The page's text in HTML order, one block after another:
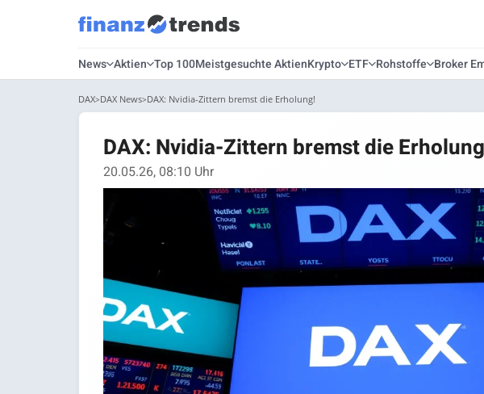
News Aktien Top 100Meistgesuchte AktienKrypto ETF Rohstoffe Broker
DAX DAX News DAX: Nvidia-Zittern bremst die Erholung!
DAX: Nvidia-Zittern bremst die
20.05.26, 08:10 Uhr